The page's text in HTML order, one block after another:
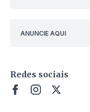
ANUNCIE AQUI
Redes sociais